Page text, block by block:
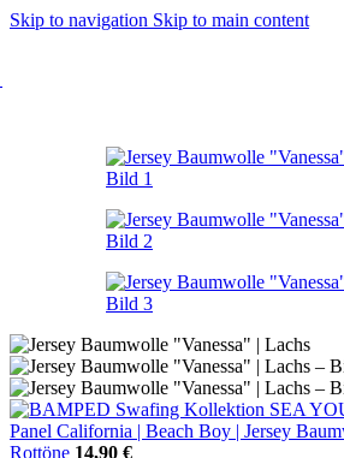
Skip to navigation Skip to main content
Panel California | Beach Boy | Jersey
Rottöne 14,90 €